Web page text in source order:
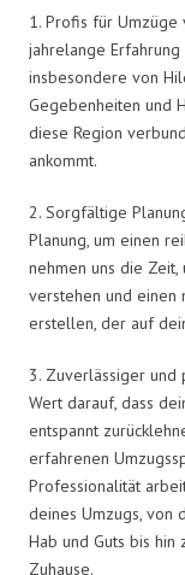
1. Profis für Umzüge
jahrelange
insbesondere von
Gegebenheiten und
diese Region
ankommt.
2. Sorgfältige
Planung, um einen
nehmen uns die
verstehen und einen
erstellen, der auf
3. Zuverlässiger
Wert darauf, dass
entspannt
erfahrenen
Professionalität
deines Umzugs, von
Hab und Guts bis
Zuhause.